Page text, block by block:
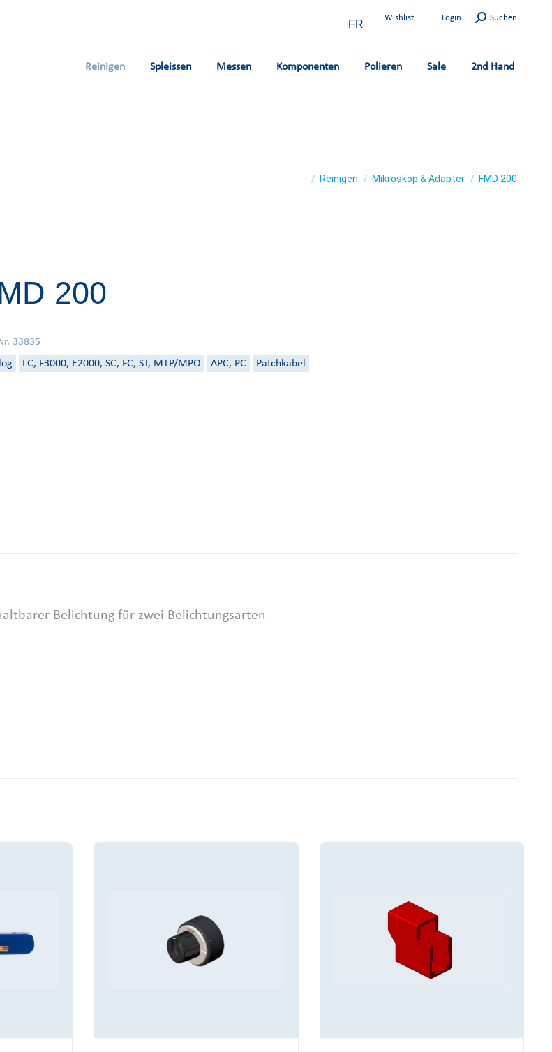
FR
Wishlist Login Search:Suchen
Reinigen Spleissen Messen Komponenten Polieren Sale 2nd Hand
You are here:
Reinigen Mikroskop & Adapter FMD 200
200
33835
LC, F3000, E2000, SC, FC, ST, MTP/MPO APC, PC Patchkabel
Belichtung für zwei Belichtungsarten